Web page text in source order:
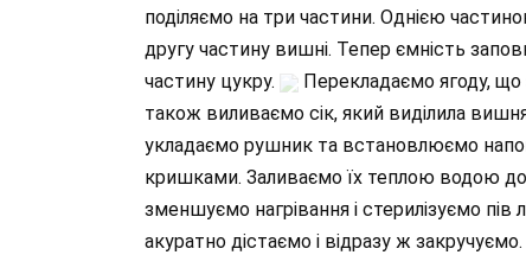
поділяємо на три частини. Однією
другу частину вишні. Тепер ємність
частину цукру.
Перекладаємо ягоду,
також виливаємо сік, який виділила
укладаємо рушник та встановлюємо
кришками. Заливаємо їх теплою водою до
зменшуємо нагрівання і стерилізуємо
акуратно дістаємо і відразу ж